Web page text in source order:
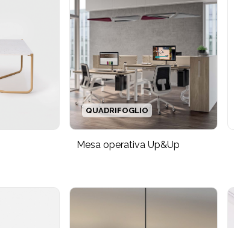
Mesa operativa Up&Up
QUADRIFOGLIO